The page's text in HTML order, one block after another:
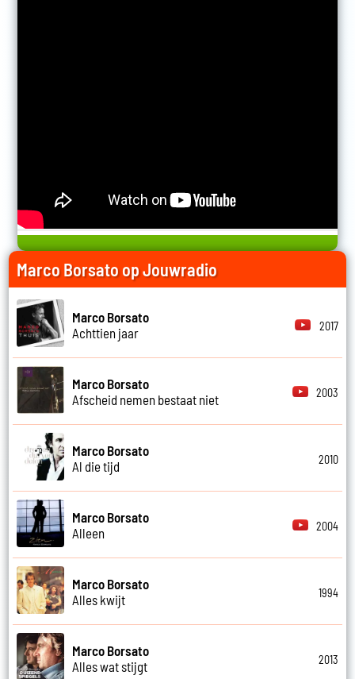
Marco Borsato op Jouwradio
Marco Borsato
Achttien jaar
2017
Marco Borsato
Afscheid nemen bestaat niet
2003
Marco Borsato
Al die tijd
2010
Marco Borsato
Alleen
2004
Marco Borsato
Alles kwijt
1994
Marco Borsato
Alles wat stijgt
2013